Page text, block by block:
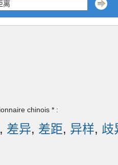
chinois * :
, 差异, 差距, 异样, 歧